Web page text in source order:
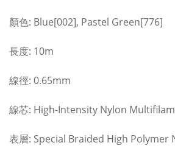
顏色: Blue[002], Pastel Green[776]
長度: 10m
線徑: 0.65mm
線芯: High-Intensity Nylon
表層: Special Braided High Polymer